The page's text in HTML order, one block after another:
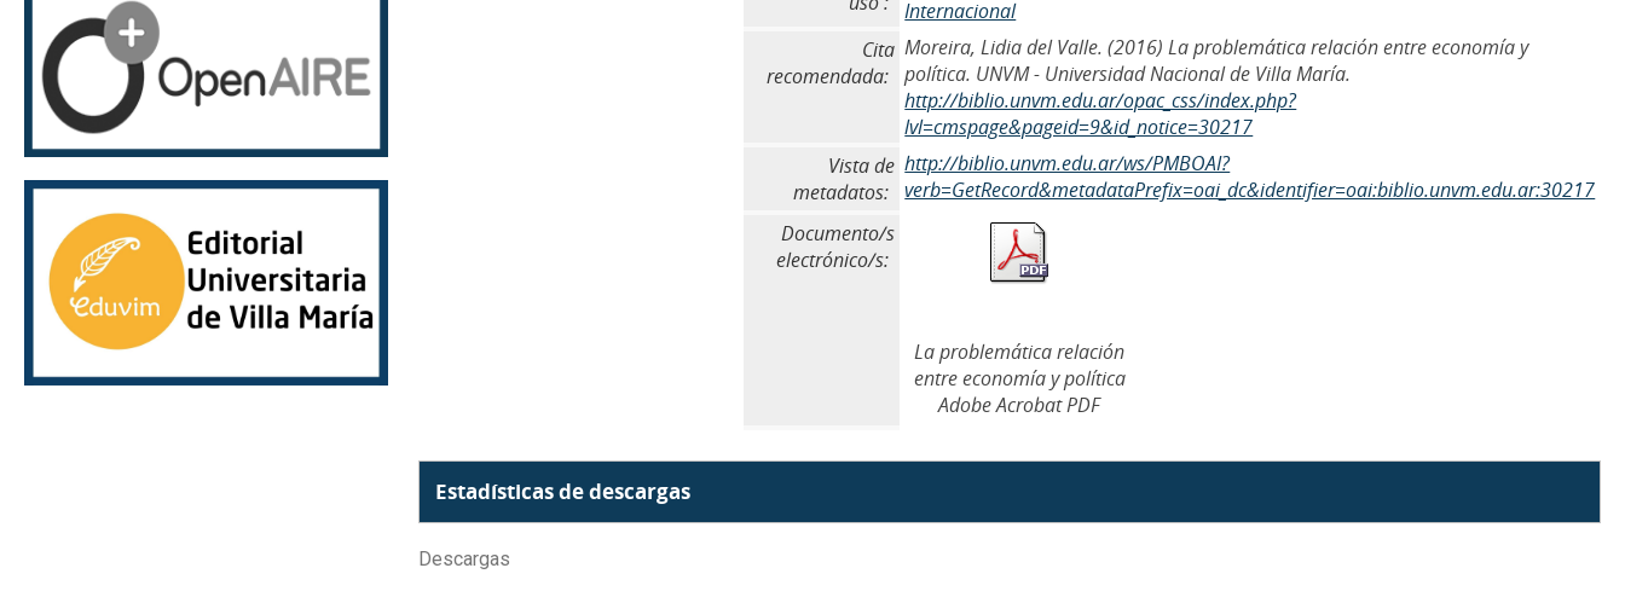
Internacional
Cita
recomendada:
Moreira, Lidia del Valle. (2016) La problemática relación entre economía y
política. UNVM - Universidad Nacional de Villa María.
http://biblio.unvm.edu.ar/opac_css/index.php?
lvl=cmspage&pageid=9&id_notice=30217
Vista de
metadatos:
http://biblio.unvm.edu.ar/ws/PMBOAI?
verb=GetRecord&metadataPrefix=oai_dc&identifier=oai:biblio.unvm.edu.ar:30217
Documento/s
electrónico/s:
La problemática relación
entre economía y política
Adobe Acrobat PDF
Estadísticas de descargas
Descargas